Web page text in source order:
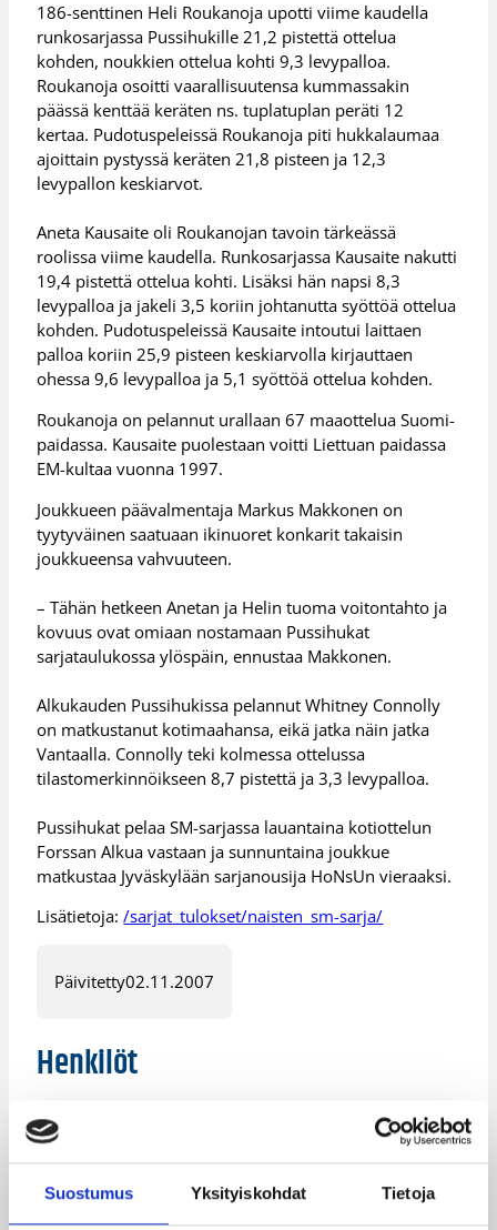
Suostumus Yksityiskohdat Tietoja
186-senttinen Heli Roukanoja upotti viime kaudella
runkosarjassa Pussihukille 21,2 pistettä ottelua
kohden, noukkien ottelua kohti 9,3 levypalloa.
Roukanoja osoitti vaarallisuutensa kummassakin
päässä kenttää keräten ns. tuplatuplan peräti 12
kertaa. Pudotuspeleissä Roukanoja piti hukkalaumaa
ajoittain pystyssä keräten 21,8 pisteen ja 12,3
levypallon keskiarvot.
Aneta Kausaite oli Roukanojan tavoin tärkeässä
roolissa viime kaudella. Runkosarjassa Kausaite nakutti
19,4 pistettä ottelua kohti. Lisäksi hän napsi 8,3
levypalloa ja jakeli 3,5 koriin johtanutta syöttöä ottelua
kohden. Pudotuspeleissä Kausaite intoutui laittaen
palloa koriin 25,9 pisteen keskiarvolla kirjauttaen
ohessa 9,6 levypalloa ja 5,1 syöttöä ottelua kohden.
Roukanoja on pelannut urallaan 67 maaottelua Suomi-
paidassa. Kausaite puolestaan voitti Liettuan paidassa
EM-kultaa vuonna 1997.
Joukkueen päävalmentaja Markus Makkonen on
tyytyväinen saatuaan ikinuoret konkarit takaisin
joukkueensa vahvuuteen.
– Tähän hetkeen Anetan ja Helin tuoma voitontahto ja
kovuus ovat omiaan nostamaan Pussihukat
sarjataulukossa ylöspäin, ennustaa Makkonen.
Alkukauden Pussihukissa pelannut Whitney Connolly
on matkustanut kotimaahansa, eikä jatka näin jatka
Vantaalla. Connolly teki kolmessa ottelussa
tilastomerkinnöikseen 8,7 pistettä ja 3,3 levypalloa.
Pussihukat pelaa SM-sarjassa lauantaina kotiottelun
Forssan Alkua vastaan ja sunnuntaina joukkue
matkustaa Jyväskylään sarjanousija HoNsUn vieraaksi.
Lisätietoja:/sarjat_tulokset/naisten_sm-sarja/
Päivitetty02.11.2007
Henkilöt